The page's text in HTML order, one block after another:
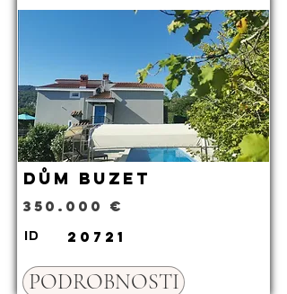
Dům Buzet
350.000 €
ID 20721
PODROBNOSTI